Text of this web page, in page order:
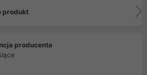
produkt
producenta